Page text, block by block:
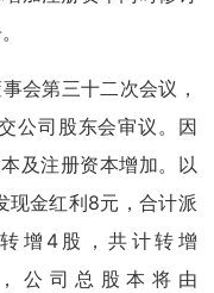
会第三十二次会议，
公司股东会审议。因
及注册资本增加。以
金红利8元，合计派
增4股，共计转增
公司总股本将由